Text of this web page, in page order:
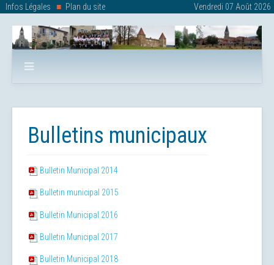
Infos Légales Plan du site Vendredi 07 Août 2026
Bulletins municipaux
Bulletin Municipal 2014
Bulletin municipal 2015
Bulletin Municipal 2016
Bulletin Municipal 2017
Bulletin Municipal 2018